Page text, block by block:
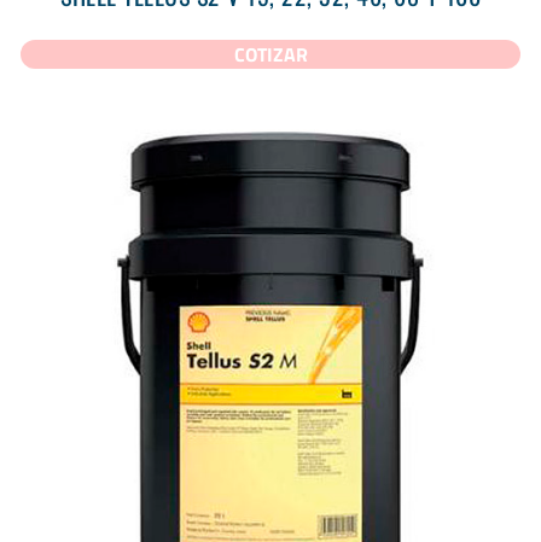
COTIZAR